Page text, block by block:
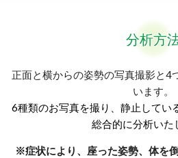
分析方
正面と横からの姿勢の写真撮影と4
います。
6種類のお写真を撮り、静止してい
総合的に分析いた
※症状により、座った姿勢、体を